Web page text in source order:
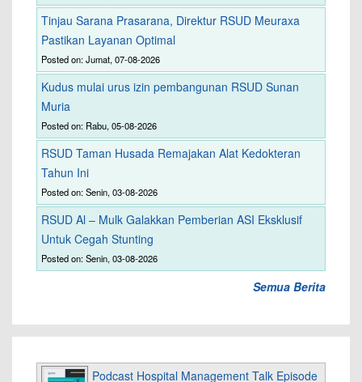
Tinjau Sarana Prasarana, Direktur RSUD Meuraxa
Pastikan Layanan Optimal
Posted on: Jumat, 07-08-2026
Kudus mulai urus izin pembangunan RSUD Sunan
Muria
Posted on: Rabu, 05-08-2026
RSUD Taman Husada Remajakan Alat Kedokteran
Tahun Ini
Posted on: Senin, 03-08-2026
RSUD Al – Mulk Galakkan Pemberian ASI Eksklusif
Untuk Cegah Stunting
Posted on: Senin, 03-08-2026
Semua Berita
Podcast Hospital Management Talk Episode